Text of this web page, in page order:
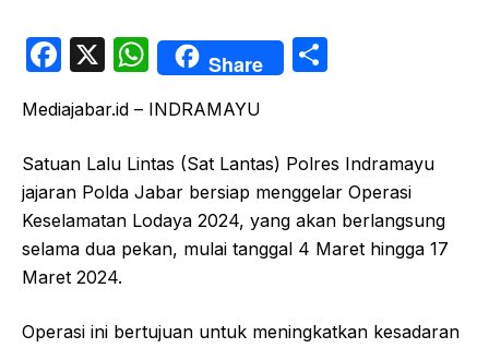
F
c
e
b
o
o
k
X
W
h
at
s
A
p
p
Share
e
Mediajabar.id – INDRAMAYU
Satuan Lalu Lintas (Sat Lantas) Polres Indramayu
jajaran Polda Jabar bersiap menggelar Operasi
Keselamatan Lodaya 2024, yang akan berlangsung
selama dua pekan, mulai tanggal 4 Maret hingga 17
Maret 2024.
Operasi ini bertujuan untuk meningkatkan kesadaran